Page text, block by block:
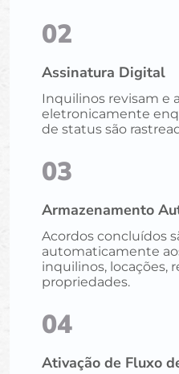
02
Assinatura Digital
Inquilinos revisam e
eletronicamente
de status são
03
Armazenamento
Acordos concluídos
automaticamente
inquilinos, locações,
propriedades.
04
Ativação de Fluxo